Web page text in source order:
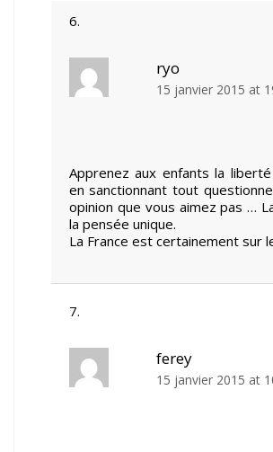
ryo
15 janvier 2015 at
Apprenez aux enfants la liberté
en sanctionnant tout
opinion que vous aimez pas …
la pensée unique.
La France est certainement sur
ferey
15 janvier 2015 at